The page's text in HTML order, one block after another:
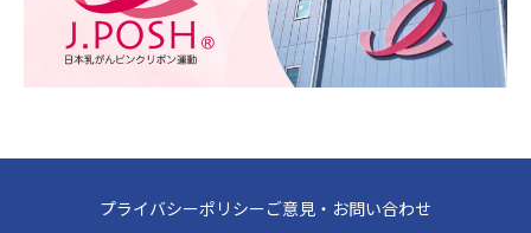
プライバシーポリシーご意見・お問い合わせ